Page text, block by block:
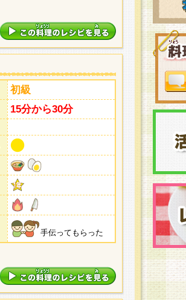
初級
15分から30分
手伝ってもらった